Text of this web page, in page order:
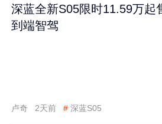
深蓝全新S05限时11.59万起
到端智驾
卢奇 2天前 # 深蓝S05